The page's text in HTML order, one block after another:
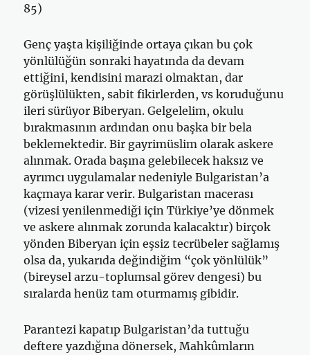
85)
Genç yaşta kişiliğinde ortaya çıkan bu çok
yönlülüğün sonraki hayatında da devam
ettiğini, kendisini marazi olmaktan, dar
görüşlülükten, sabit fikirlerden, vs koruduğunu
ileri sürüyor Biberyan. Gelgelelim, okulu
bırakmasının ardından onu başka bir bela
beklemektedir. Bir gayrimüslim olarak askere
alınmak. Orada başına gelebilecek haksız ve
ayrımcı uygulamalar nedeniyle Bulgaristan’a
kaçmaya karar verir. Bulgaristan macerası
(vizesi yenilenmediği için Türkiye’ye dönmek
ve askere alınmak zorunda kalacaktır) birçok
yönden Biberyan için eşsiz tecrübeler sağlamış
olsa da, yukarıda değindiğim “çok yönlülük”
(bireysel arzu-toplumsal görev dengesi) bu
sıralarda henüz tam oturmamış gibidir.
Parantezi kapatıp Bulgaristan’da tuttuğu
deftere yazdığına dönersek, Mahkûmların